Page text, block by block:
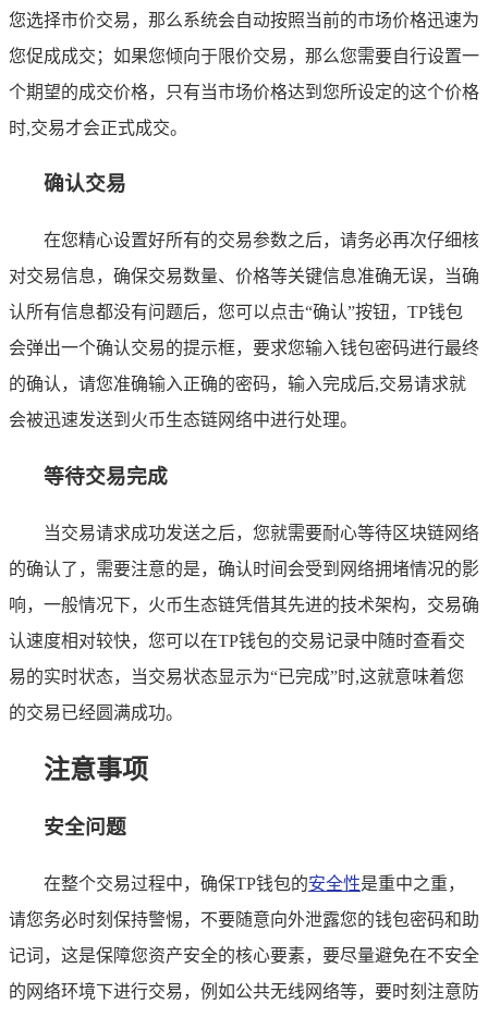
您选择市价交易，那么系统会自动按照当前的市场价格迅速为
您促成成交；如果您倾向于限价交易，那么您需要自行设置一
个期望的成交价格，只有当市场价格达到您所设定的这个价格
时,交易才会正式成交。
确认交易
在您精心设置好所有的交易参数之后，请务必再次仔细核
对交易信息，确保交易数量、价格等关键信息准确无误，当确
认所有信息都没有问题后，您可以点击“确认”按钮，TP钱包
会弹出一个确认交易的提示框，要求您输入钱包密码进行最终
的确认，请您准确输入正确的密码，输入完成后,交易请求就
会被迅速发送到火币生态链网络中进行处理。
等待交易完成
当交易请求成功发送之后，您就需要耐心等待区块链网络
的确认了，需要注意的是，确认时间会受到网络拥堵情况的影
响，一般情况下，火币生态链凭借其先进的技术架构，交易确
认速度相对较快，您可以在TP钱包的交易记录中随时查看交
易的实时状态，当交易状态显示为“已完成”时,这就意味着您
的交易已经圆满成功。
注意事项
安全问题
在整个交易过程中，确保TP钱包的安全性是重中之重，
请您务必时刻保持警惕，不要随意向外泄露您的钱包密码和助
记词，这是保障您资产安全的核心要素，要尽量避免在不安全
的网络环境下进行交易，例如公共无线网络等，要时刻注意防